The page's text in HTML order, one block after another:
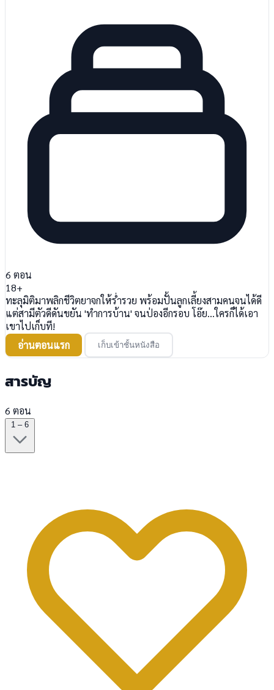
6 ตอน
18+
ทะลุมิติมาพลิกชีวิตยาจกให้ร่ำรวย พร้อมปั้นลูกเลี้ยงสามคนจนได้ดี
แต่สามีตัวดีดันขยัน 'ทำการบ้าน' จนป่องอีกรอบ โอ๊ย...ใครก็ได้เอา
เขาไปเก็บที!
อ่านตอนแรก
เก็บเข้าชั้นหนังสือ
สารบัญ
6 ตอน
1 – 6